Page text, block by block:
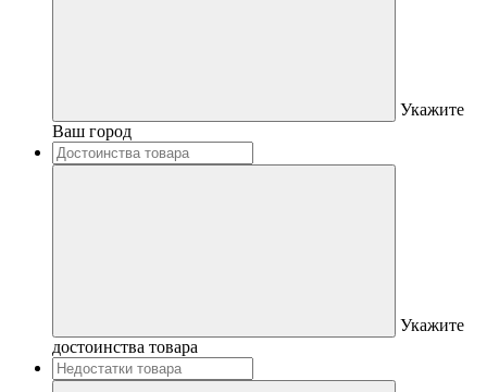
Укажите
Ваш город
Укажите
достоинства товара